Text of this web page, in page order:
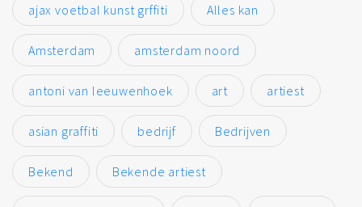
ajax voetbal kunst grffiti Alles kan
Amsterdam amsterdam noord
antoni van leeuwenhoek art artiest
asian graffiti bedrijf Bedrijven
Bekend Bekende artiest